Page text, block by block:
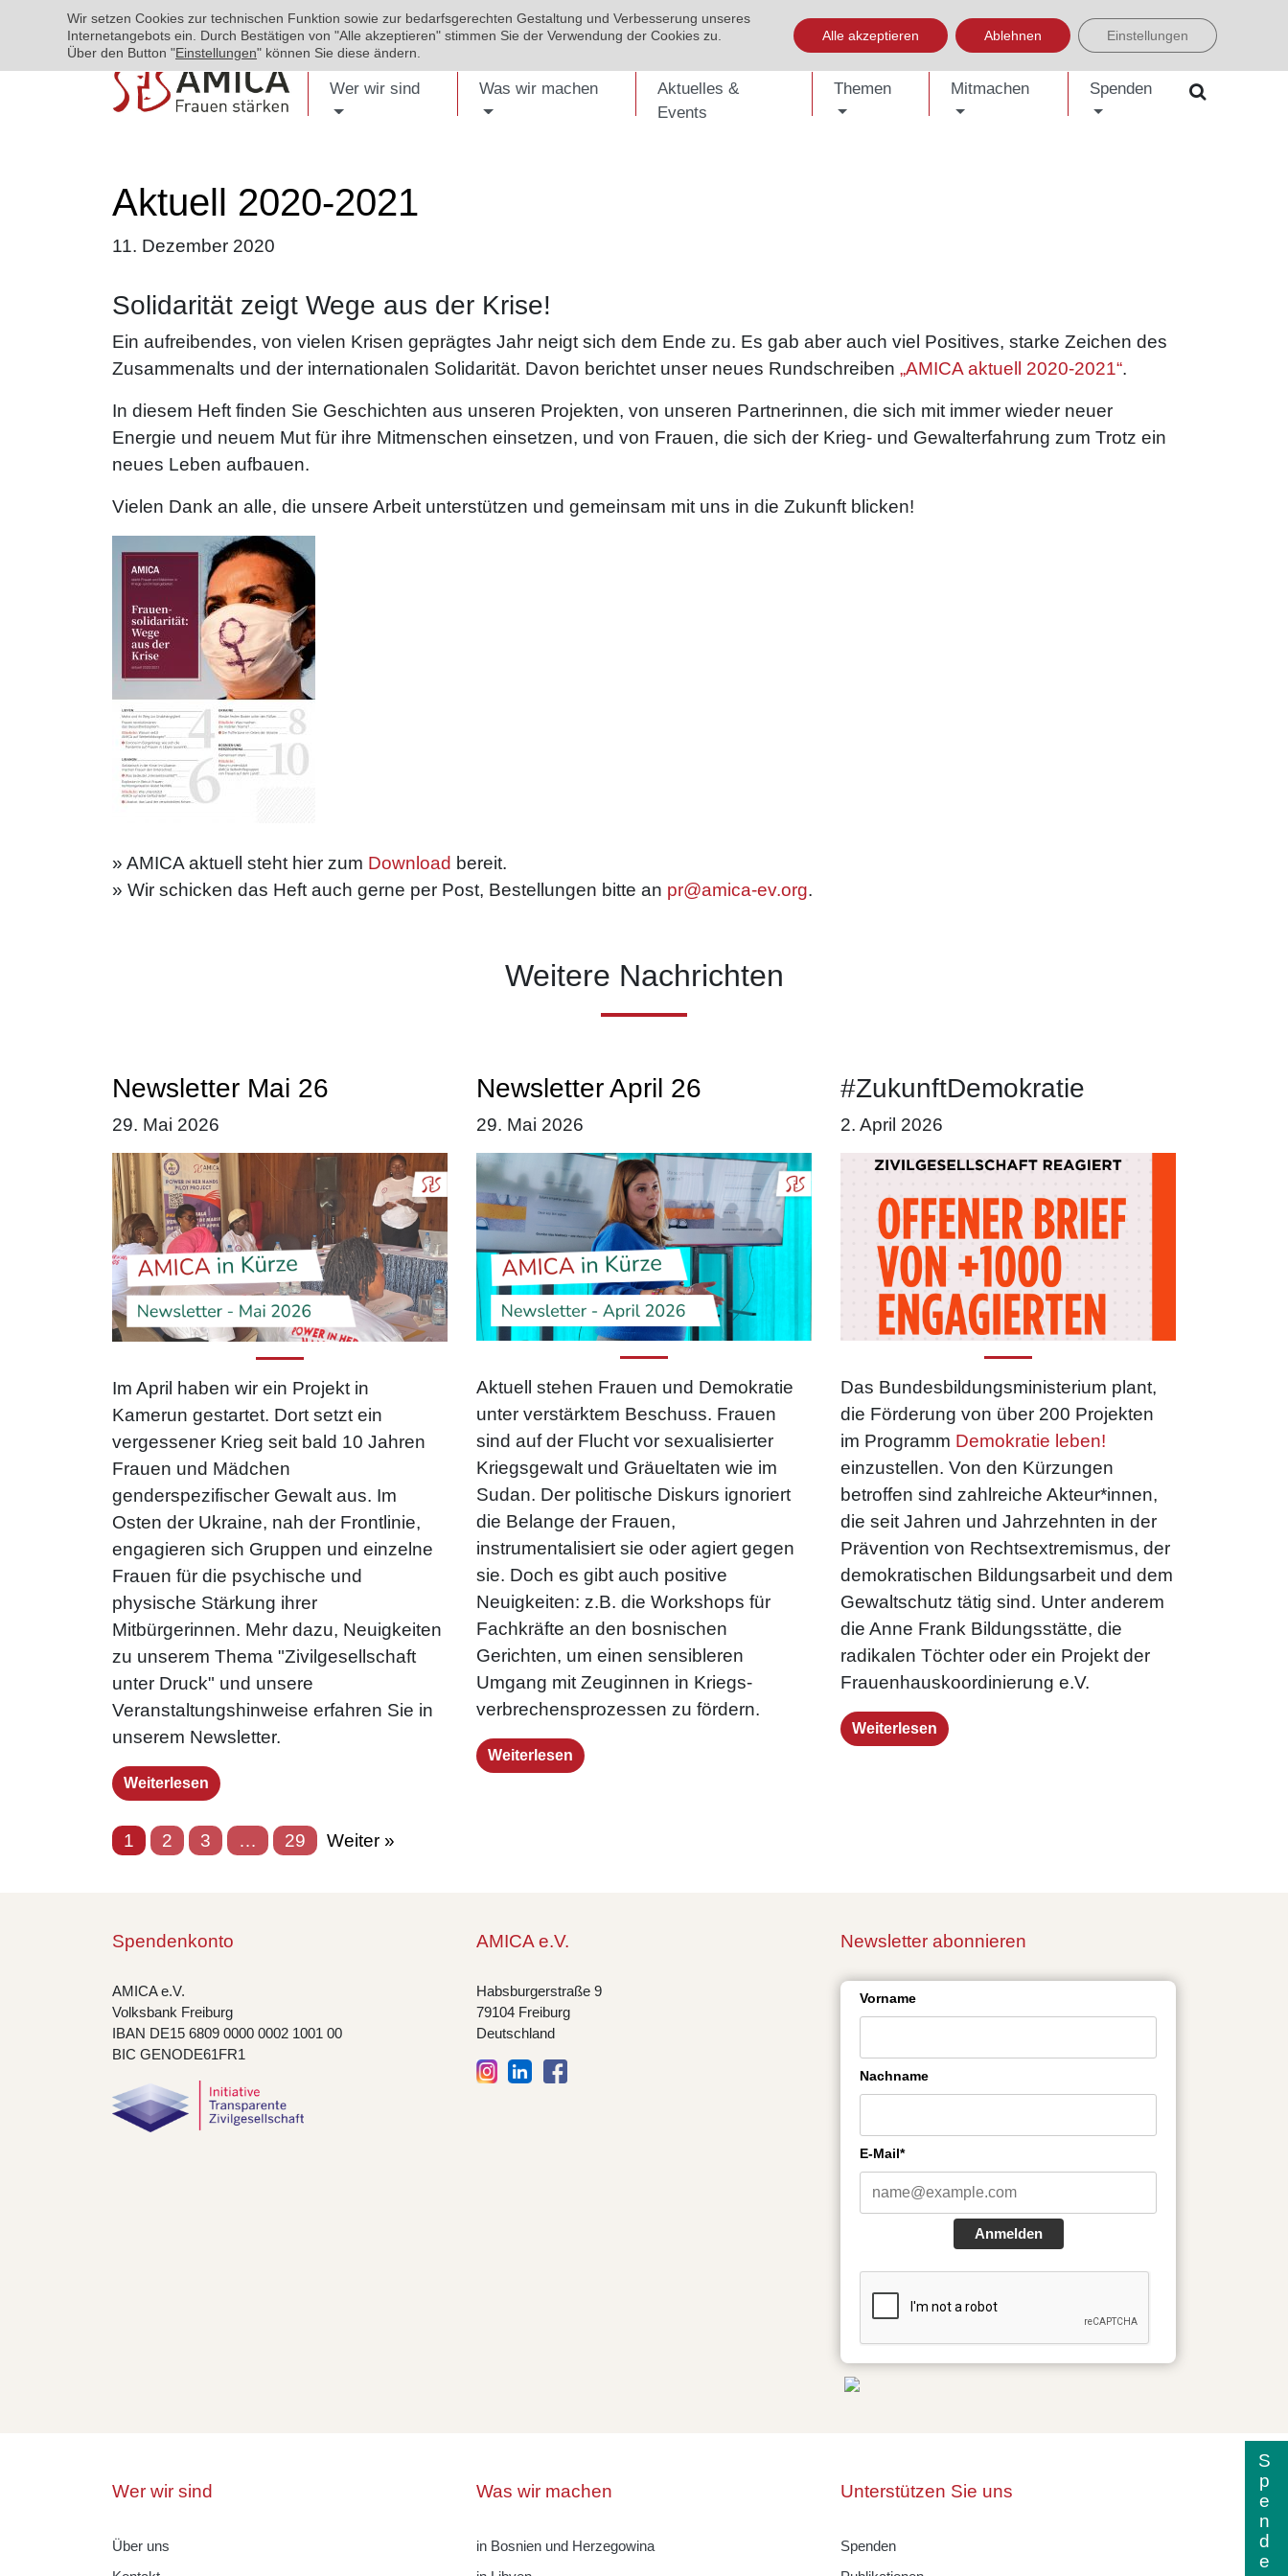
EVENTS PUBLIKATIONEN KONTAKT SHOP ENGLISH العربية УКРАЇНСЬКА BOSANSKI EINFACHE SPRACHE
Wer wir sind Was wir machen
Aktuelles &
Events
Themen Mitmachen Spenden
Aktuell 2020-2021
11. Dezember 2020
Solidarität zeigt Wege aus der Krise!
Ein aufreibendes, von vielen Krisen geprägtes Jahr neigt sich dem Ende zu. Es gab aber auch viel Positives, starke Zeichen des
Zusammenalts und der internationalen Solidarität. Davon berichtet unser neues Rundschreiben „AMICA aktuell 2020-2021“.
In diesem Heft finden Sie Geschichten aus unseren Projekten, von unseren Partnerinnen, die sich mit immer wieder neuer
Energie und neuem Mut für ihre Mitmenschen einsetzen, und von Frauen, die sich der Krieg- und Gewalterfahrung zum Trotz ein
neues Leben aufbauen.
Vielen Dank an alle, die unsere Arbeit unterstützen und gemeinsam mit uns in die Zukunft blicken!
» AMICA aktuell steht hier zum Download bereit.
» Wir schicken das Heft auch gerne per Post, Bestellungen bitte an pr@amica-ev.org.
Weitere Nachrichten
Newsletter Mai 26
29. Mai 2026
Im April haben wir ein Projekt in
Kamerun gestartet. Dort setzt ein
vergessener Krieg seit bald 10 Jahren
Frauen und Mädchen
genderspezifischer Gewalt aus. Im
Osten der Ukraine, nah der Frontlinie,
engagieren sich Gruppen und einzelne
Frauen für die psychische und
physische Stärkung ihrer
Mitbürgerinnen. Mehr dazu, Neuigkeiten
zu unserem Thema "Zivilgesellschaft
unter Druck" und unsere
Veranstaltungshinweise erfahren Sie in
unserem Newsletter.
Weiterlesen
Newsletter April 26
29. Mai 2026
Aktuell stehen Frauen und Demokratie
unter verstärktem Beschuss. Frauen
sind auf der Flucht vor sexualisierter
Kriegsgewalt und Gräueltaten wie im
Sudan. Der politische Diskurs ignoriert
die Belange der Frauen,
instrumentalisiert sie oder agiert gegen
sie. Doch es gibt auch positive
Neuigkeiten: z.B. die Workshops für
Fachkräfte an den bosnischen
Gerichten, um einen sensibleren
Umgang mit Zeuginnen in Kriegs­
verbrechens­prozessen zu fördern.
Weiterlesen
#ZukunftDemokratie
2. April 2026
Das Bundesbildungsministerium plant,
die Förderung von über 200 Projekten
im Programm Demokratie leben!
einzustellen. Von den Kürzungen
betroffen sind zahlreiche Akteur*innen,
die seit Jahren und Jahrzehnten in der
Prävention von Rechtsextremismus, der
demokratischen Bildungsarbeit und dem
Gewaltschutz tätig sind. Unter anderem
die Anne Frank Bildungsstätte, die
radikalen Töchter oder ein Projekt der
Frauenhauskoordinierung e.V.
Weiterlesen
1 2 3 … 29 Weiter »
Spendenkonto
AMICA e.V.
Volksbank Freiburg
IBAN DE15 6809 0000 0002 1001 00
BIC GENODE61FR1
AMICA e.V.
Habsburgerstraße 9
79104 Freiburg
Deutschland
Newsletter abonnieren
Vorname
Nachname
E-Mail*
Anmelden
Wer wir sind
Über uns
Was wir machen
in Bosnien und Herzegowina
Unterstützen Sie uns
Spenden
Spenden
Wir setzen Cookies zur technischen Funktion sowie zur bedarfsgerechten Gestaltung und Verbesserung unseres
Internetangebots ein. Durch Bestätigen von "Alle akzeptieren" stimmen Sie der Verwendung der Cookies zu.
Über den Button "Einstellungen" können Sie diese ändern.
Alle akzeptieren Ablehnen Einstellungen